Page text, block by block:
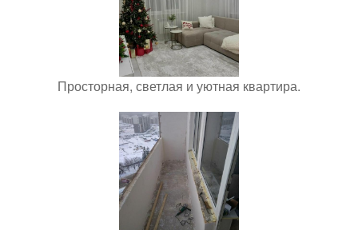
Просторная, светлая и уютная квартира.